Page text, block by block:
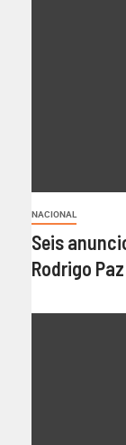
NACIONAL
Seis
Rodrigo